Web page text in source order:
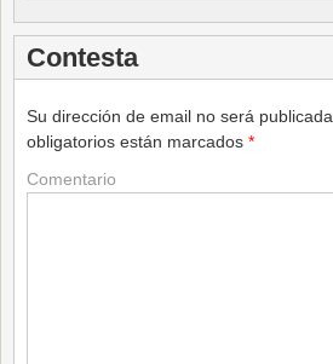
Contesta
Su dirección de email no será publicada.
obligatorios están marcados *
Comentario